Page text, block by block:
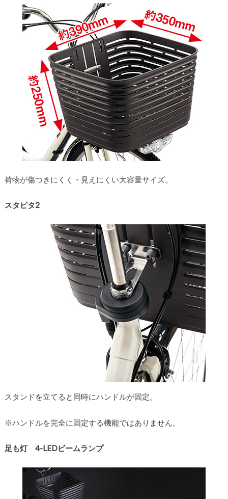
荷物が傷つきにくく・見えにくい大容量サイズ。
スタピタ2
スタンドを立てると同時にハンドルが固定。
※ハンドルを完全に固定する機能ではありません。
足も灯 4-LEDビームランプ